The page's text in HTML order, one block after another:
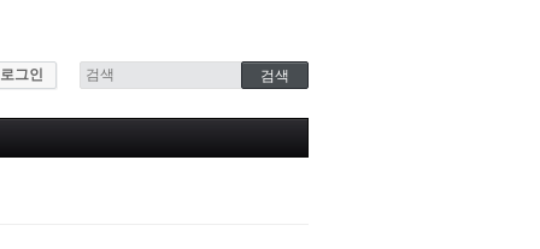
로그인